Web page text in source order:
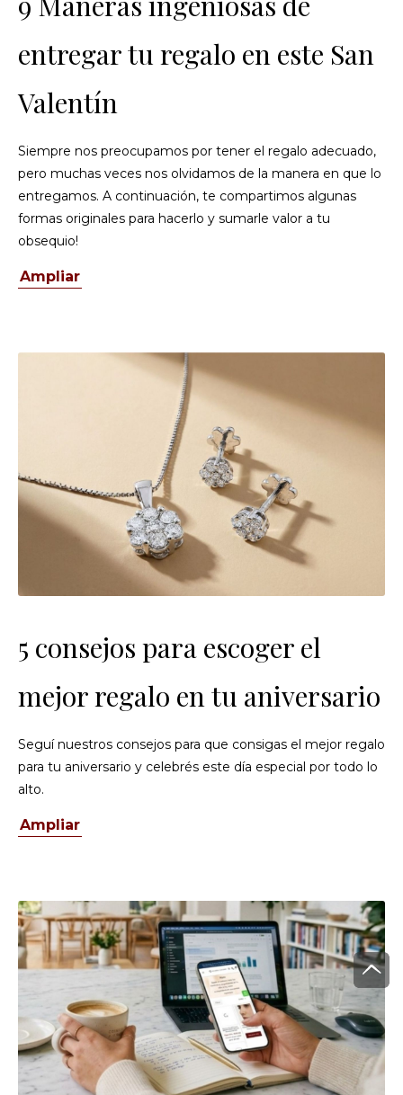
entregar tu regalo en este San
Valentín
Siempre nos preocupamos por tener el regalo adecuado,
pero muchas veces nos olvidamos de la manera en que lo
entregamos. A continuación, te compartimos algunas
formas originales para hacerlo y sumarle valor a tu
obsequio!
Ampliar
5 consejos para escoger el
mejor regalo en tu aniversario
Seguí nuestros consejos para que consigas el mejor regalo
para tu aniversario y celebrés este día especial por todo lo
alto.
Ampliar